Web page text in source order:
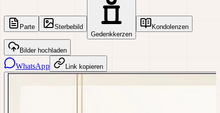
Parte
Sterbebild
Gedenkkerzen
Kondolenzen
Bilder hochladen
WhatsApp Link kopieren